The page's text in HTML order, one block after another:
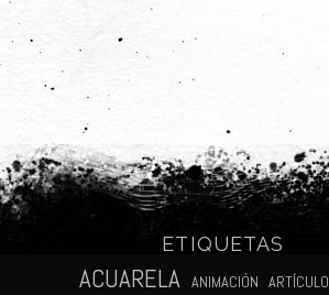
ETIQUETAS
ACUARELA ANIMACIÓN ARTÍCULO